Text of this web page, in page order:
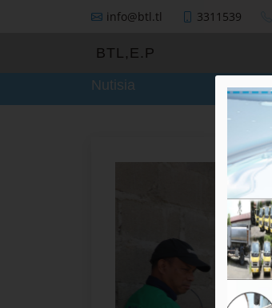
info@btl.tl 3311539
BTL,E.P
Nutisia